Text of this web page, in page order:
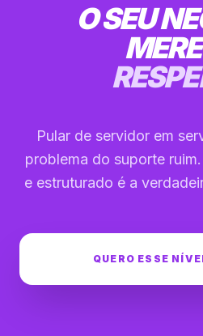
O SEU
Pular de servidor em
problema do suporte
e estruturado é a
QUERO ESSE